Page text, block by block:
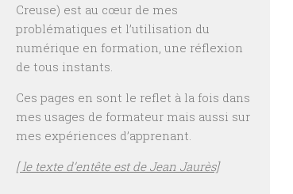
Creuse) est au cœur de mes
problématiques et l’utilisation du
numérique en formation, une réflexion
de tous instants.
Ces pages en sont le reflet à la fois dans
mes usages de formateur mais aussi sur
mes expériences d’apprenant.
[ le texte d’entête est de Jean Jaurès]